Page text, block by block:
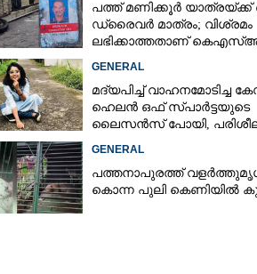
പത്ത് മണിക്കൂർ യാത്രയ്‌ക്ക്
ഡ്രൈവർ മാത്രം; വിശ്രമം
ലഭിക്കാത്തതാണ്
GENERAL
മദ്യപിച്ച് വാഹനമോടിച്ച
ഹെലൻ ഒഫ് സ്പാർട്ടയുടെ
ലൈസൻസ് പോയി,
GENERAL
പത്തനാപുരത്ത്
കൊന്ന പുലി കെണിയിൽ